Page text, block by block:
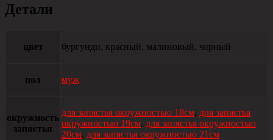
Детали
цвет бургунди, красный, малиновый, черный
пол муж
окружность
запястья
для запястья окружностью 18см, для запястья
окружностью 19см, для запястья окружностью
20см, для запястья окружностью 21см